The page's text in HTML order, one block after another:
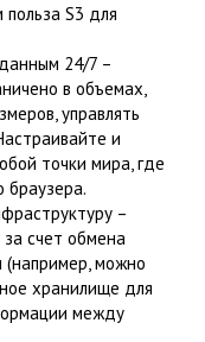
S3 для
24/7 –
в объемах,
управлять
и
точки мира, где
браузера.
–
счет обмена
можно
хранилище для
между